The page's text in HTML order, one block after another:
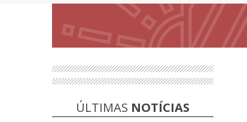
ÚLTIMAS NOTÍCIAS